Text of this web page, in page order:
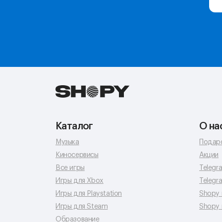
Каталог
Музыка
Киносервисы
Все игры
Игры для Xbox
Игры для Playstation
Игры для Steam
Образование
О
Акции
Shopy
Shopy